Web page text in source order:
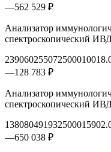
—562 529 ₽
Анализатор
спектроскопический
2390602550725000100
—128 783 ₽
Анализатор
спектроскопический
1380804919325000159
—650 038 ₽